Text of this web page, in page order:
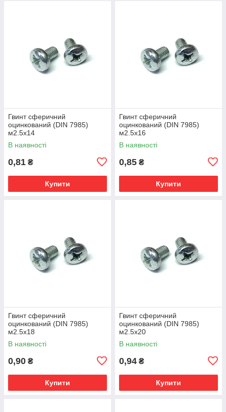
Гвинт сферичний
оцинкований (DIN 7985)
м2.5х14
В наявності
0,81 ₴
Купити
Гвинт сферичний
оцинкований (DIN 7985)
м2.5х16
В наявності
0,85 ₴
Купити
Гвинт сферичний
оцинкований (DIN 7985)
м2.5х18
В наявності
0,90 ₴
Купити
Гвинт сферичний
оцинкований (DIN 7985)
м2.5х20
В наявності
0,94 ₴
Купити